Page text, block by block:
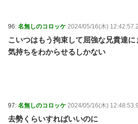
96: 名無しのコロッケ 2024/05/16(木)
こいつはもう拘束して屈強な兄貴達
気持ちをわからせるしかない
97: 名無しのコロッケ 2024/05/16(木)
去勢くらいすればいいのに